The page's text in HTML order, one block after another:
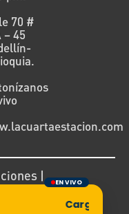
EN VIVO
Cargando
70 #
– 45
|
y reembolsos